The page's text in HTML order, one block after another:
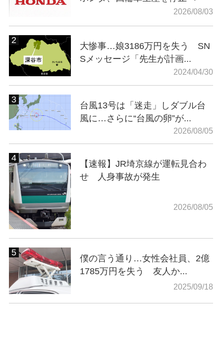
2026/08/03
大惨事…娘3186万円を失う SN
Sメッセージ「先生が計画...
2024/04/30
台風13号は「迷走」しダブル台
風に…さらに“台風の卵”が...
2026/08/05
【速報】JR埼京線が運転見合わ
せ 人身事故が発生
2026/08/05
僕の言う通り…女性会社員、2億
1785万円を失う 友人か...
2025/09/18